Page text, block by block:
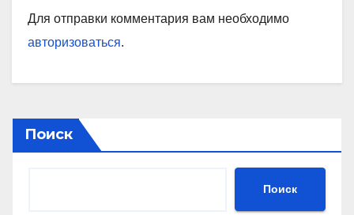
Для отправки комментария вам необходимо
авторизоваться.
Поиск
Поиск